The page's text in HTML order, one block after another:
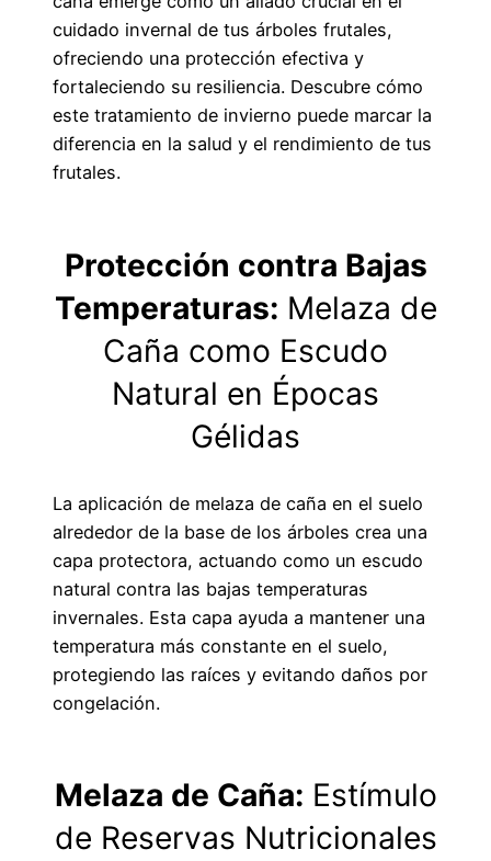
cuidado invernal de tus árboles frutales,
ofreciendo una protección efectiva y
fortaleciendo su resiliencia. Descubre cómo
este tratamiento de invierno puede marcar la
diferencia en la salud y el rendimiento de tus
frutales.
Protección contra Bajas
Temperaturas: Melaza de
Caña como Escudo
Natural en Épocas
Gélidas
La aplicación de melaza de caña en el suelo
alrededor de la base de los árboles crea una
capa protectora, actuando como un escudo
natural contra las bajas temperaturas
invernales. Esta capa ayuda a mantener una
temperatura más constante en el suelo,
protegiendo las raíces y evitando daños por
congelación.
Melaza de Caña: Estímulo
de Reservas Nutricionales